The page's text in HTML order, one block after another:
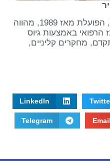
עמותת ידידי מרכז רפואי מאיר, הפועלת מאז 1989, מהווה
הרפואי באמצעות גיוס
מחקרים קליניים,
LinkedIn
Email
Telegram